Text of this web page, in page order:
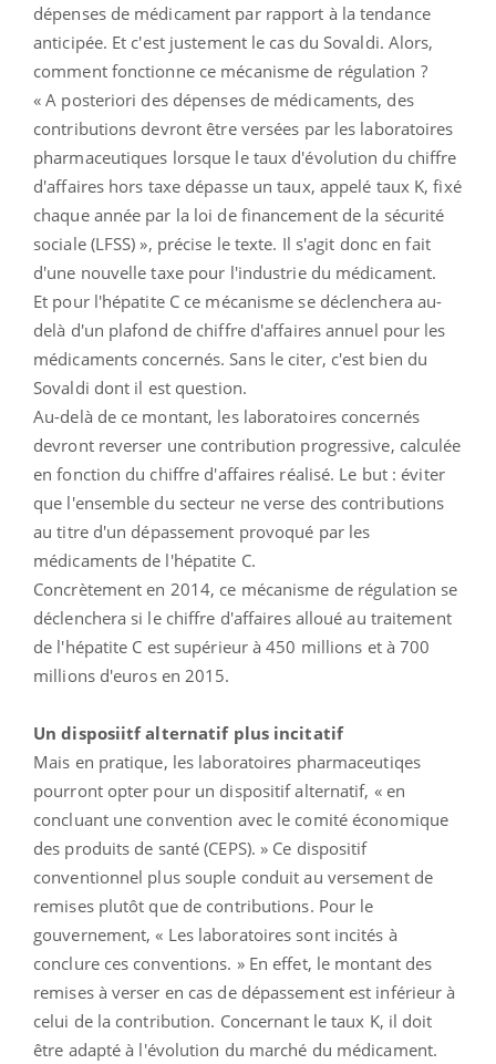
dépenses de médicament par rapport à la tendance
anticipée. Et c'est justement le cas du Sovaldi. Alors,
comment fonctionne ce mécanisme de régulation ?
« A posteriori des dépenses de médicaments, des
contributions devront être versées par les laboratoires
pharmaceutiques lorsque le taux d'évolution du chiffre
d'affaires hors taxe dépasse un taux, appelé taux K, fixé
chaque année par la loi de financement de la sécurité
sociale (LFSS) », précise le texte. Il s'agit donc en fait
d'une nouvelle taxe pour l'industrie du médicament.
Et pour l'hépatite C ce mécanisme se déclenchera au-
delà d'un plafond de chiffre d'affaires annuel pour les
médicaments concernés. Sans le citer, c'est bien du
Sovaldi dont il est question.
Au-delà de ce montant, les laboratoires concernés
devront reverser une contribution progressive, calculée
en fonction du chiffre d'affaires réalisé. Le but : éviter
que l'ensemble du secteur ne verse des contributions
au titre d'un dépassement provoqué par les
médicaments de l'hépatite C.
Concrètement en 2014, ce mécanisme de régulation se
déclenchera si le chiffre d'affaires alloué au traitement
de l'hépatite C est supérieur à 450 millions et à 700
millions d'euros en 2015.
Un disposiitf alternatif plus incitatif
Mais en pratique, les laboratoires pharmaceutiqes
pourront opter pour un dispositif alternatif, « en
concluant une convention avec le comité économique
des produits de santé (CEPS). » Ce dispositif
conventionnel plus souple conduit au versement de
remises plutôt que de contributions. Pour le
gouvernement, « Les laboratoires sont incités à
conclure ces conventions. » En effet, le montant des
remises à verser en cas de dépassement est inférieur à
celui de la contribution. Concernant le taux K, il doit
être adapté à l'évolution du marché du médicament.